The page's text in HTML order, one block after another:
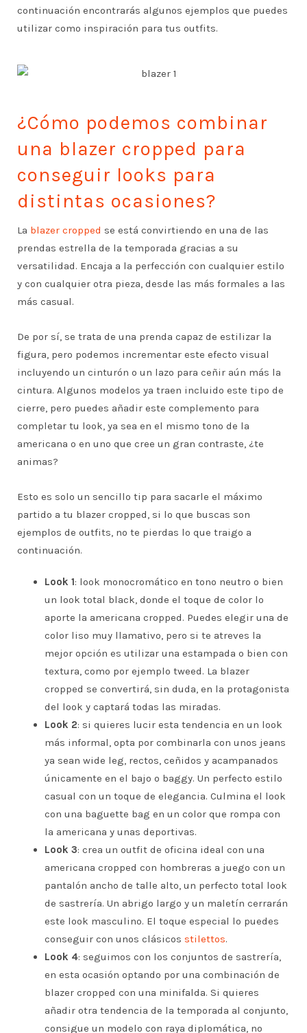
continuación encontrarás algunos ejemplos que puedes
utilizar como inspiración para tus outfits.
¿Cómo podemos combinar
una blazer cropped para
conseguir looks para
distintas ocasiones?
La blazer cropped se está convirtiendo en una de las
prendas estrella de la temporada gracias a su
versatilidad. Encaja a la perfección con cualquier estilo
y con cualquier otra pieza, desde las más formales a las
más casual.
De por sí, se trata de una prenda capaz de estilizar la
figura, pero podemos incrementar este efecto visual
incluyendo un cinturón o un lazo para ceñir aún más la
cintura. Algunos modelos ya traen incluido este tipo de
cierre, pero puedes añadir este complemento para
completar tu look, ya sea en el mismo tono de la
americana o en uno que cree un gran contraste, ¿te
animas?
Esto es solo un sencillo tip para sacarle el máximo
partido a tu blazer cropped, si lo que buscas son
ejemplos de outfits, no te pierdas lo que traigo a
continuación.
Look 1: look monocromático en tono neutro o bien
un look total black, donde el toque de color lo
aporte la americana cropped. Puedes elegir una de
color liso muy llamativo, pero si te atreves la
mejor opción es utilizar una estampada o bien con
textura, como por ejemplo tweed. La blazer
cropped se convertirá, sin duda, en la protagonista
del look y captará todas las miradas.
Look 2: si quieres lucir esta tendencia en un look
más informal, opta por combinarla con unos jeans
ya sean wide leg, rectos, ceñidos y acampanados
únicamente en el bajo o baggy. Un perfecto estilo
casual con un toque de elegancia. Culmina el look
con una baguette bag en un color que rompa con
la americana y unas deportivas.
Look 3: crea un outfit de oficina ideal con una
americana cropped con hombreras a juego con un
pantalón ancho de talle alto, un perfecto total look
de sastrería. Un abrigo largo y un maletín cerrarán
este look masculino. El toque especial lo puedes
conseguir con unos clásicos stilettos.
Look 4: seguimos con los conjuntos de sastrería,
en esta ocasión optando por una combinación de
blazer cropped con una minifalda. Si quieres
añadir otra tendencia de la temporada al conjunto,
consigue un modelo con raya diplomática, no